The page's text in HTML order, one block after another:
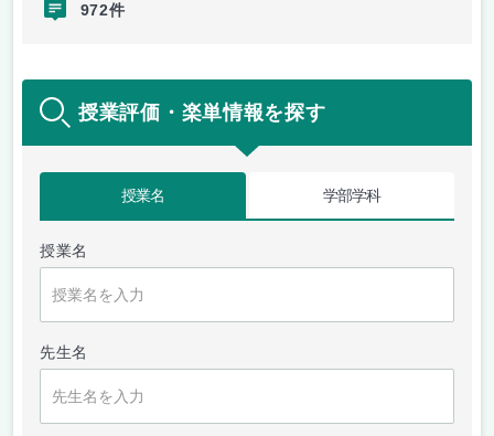
972件
授業評価・楽単情報を探す
授業名 学部学科
授業名
先生名